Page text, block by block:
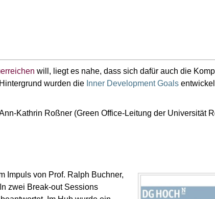
will, liegt es nahe, dass sich dafür auch die
wurden die Inner Development Goals
Kathrin Roßner (Green Office-Leitung der Universität
Impuls von Prof. Ralph Buchner,
zwei Break-out Sessions